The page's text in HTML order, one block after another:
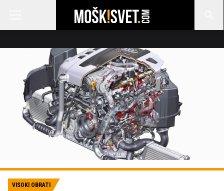
VISOKI OBRATI